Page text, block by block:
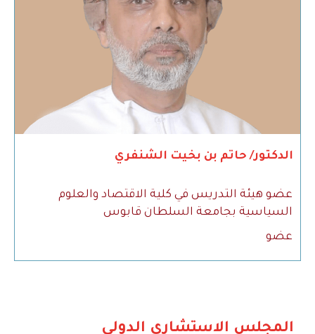
الدكتور/ حاتم بن بخيت الشنفري
عضو هيئة التدريس في كلية الاقتصاد والعلوم
السياسية بجامعة السلطان قابوس
عضو
المجلس الاستشاري الدولي